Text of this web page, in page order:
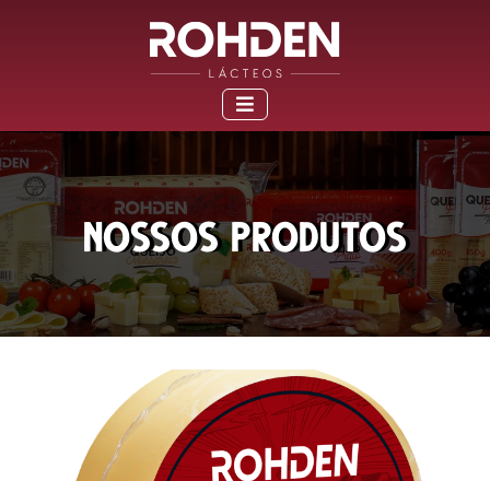
Nossos produtos